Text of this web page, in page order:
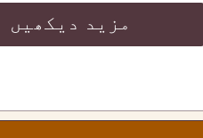
مزید دیکھیں